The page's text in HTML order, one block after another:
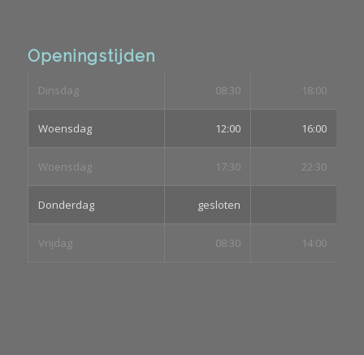
Openingstijden
Dinsdag 08:30 18:00
Woensdag 12:00 16:00
Woensdag 17:30 22:30
Donderdag gesloten
Vrijdag 08:30 14:00